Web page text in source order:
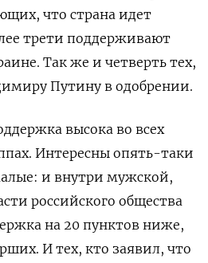
что страна идет
трети поддерживают
Так же и четверть тех,
Путину в одобрении.
высока во всех
Интересны опять-таки
и внутри мужской,
российского общества
на 20 пунктов ниже,
И тех, кто заявил, что